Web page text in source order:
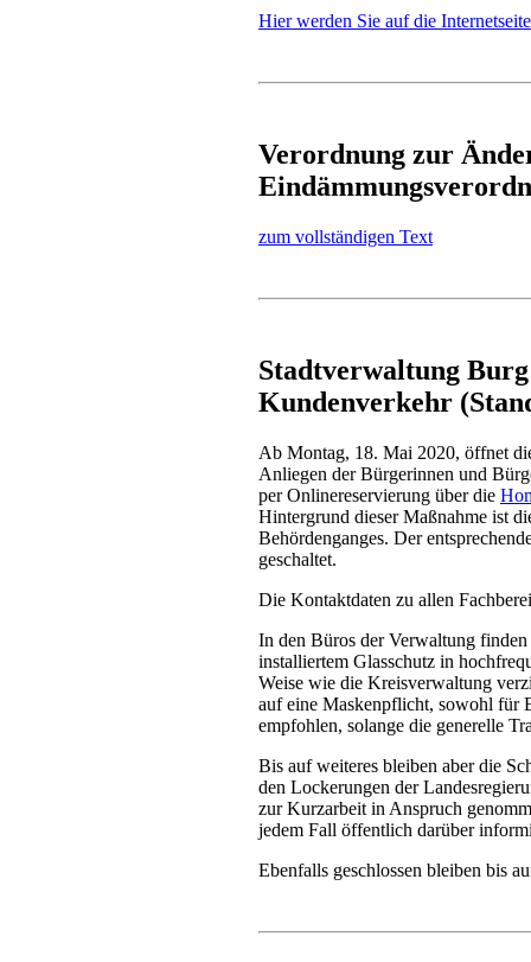
Hier werden Sie auf die
Verordnung zur
zum vollständigen Text
Stadtverwaltung
Kundenverkehr
Ab Montag, 18. Mai 2020, öffnet
Anliegen der Bürgerinnen und
per Onlinereservierung über die
Hintergrund dieser Maßnahme ist
Behördenganges. Der
geschaltet.
Die Kontaktdaten zu allen
In den Büros der Verwaltung
installiertem Glasschutz in
Weise wie die Kreisverwaltung
auf eine Maskenpflicht, sowohl für
empfohlen, solange die generelle
Bis auf weiteres bleiben aber die
den Lockerungen der
zur Kurzarbeit in Anspruch
jedem Fall öffentlich darüber
Ebenfalls geschlossen bleiben bis